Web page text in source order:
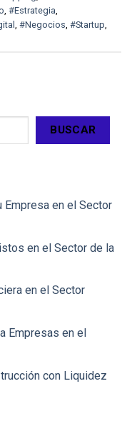
#Estrategia
#Negocios #Startup
BUSCAR
Empresa en el Sector
en el Sector de la
en el Sector
Empresas en el
con Liquidez